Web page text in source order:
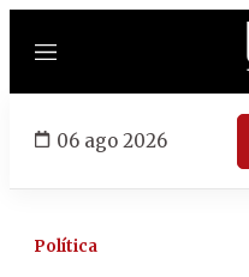
Menú
06 ago 2026
Política